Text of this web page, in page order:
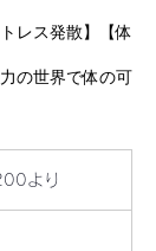
レス発散】【体
の世界で体の可
より